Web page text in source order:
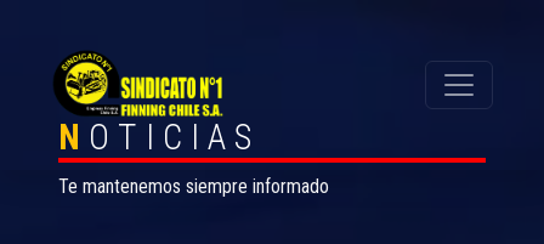
N OTICIAS
Te mantenemos siempre informado